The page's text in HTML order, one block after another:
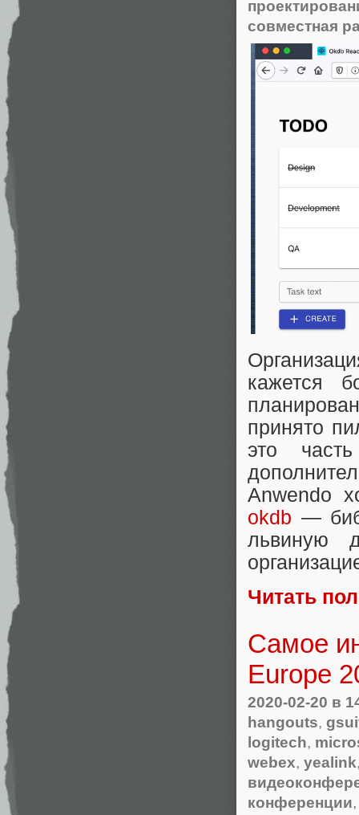
совместная
кажется
принято
это
Anwendo
okdb —
львиную
Читать
Самое
Europe
2020-02-20 в
hangouts,
logitech,
webex, yealink
конференции